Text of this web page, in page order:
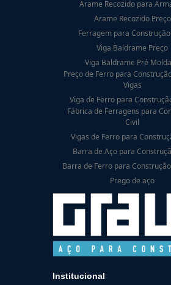
Arame Recozido para
Arame Recozido Preço
Ferragem para
Viga Baldrame Preço
Viga Baldrame Pré
Preço de Ferro para
Vigas
Viga de Ferro para
Fábrica de Ferragens para
Civil
Vigas de Ferro para
Barra de Aço para
Barra de Ferro para Construção
Prego de aço
Institucional